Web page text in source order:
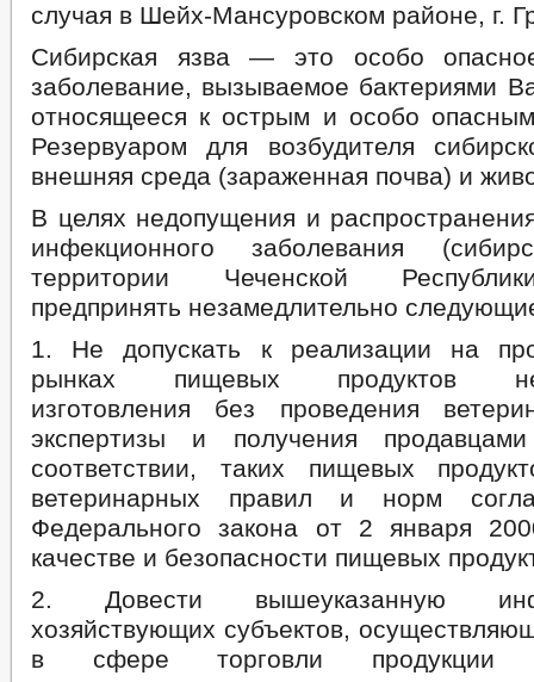
случая в Шейх-Мансуровском районе, г.
Сибирская язва — это особо
заболевание, вызываемое бактериями
относящееся к острым и особо
Резервуаром для возбудителя
внешняя среда (зараженная почва) и
В целях недопущения и
инфекционного заболевания
территории Чеченской
предпринять незамедлительно
1. Не допускать к реализации на
рынках пищевых продуктов
изготовления без проведения
экспертизы и получения
соответствии, таких пищевых
ветеринарных правил и норм
Федерального закона от 2 января
качестве и безопасности пищевых
2. Довести вышеуказанную
хозяйствующих субъектов,
в сфере торговли продукции